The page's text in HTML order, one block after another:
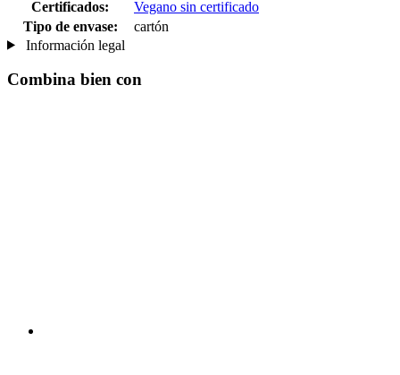
Certificados:
Vegano sin certificado
Tipo de envase:
cartón
Información legal
Combina bien con